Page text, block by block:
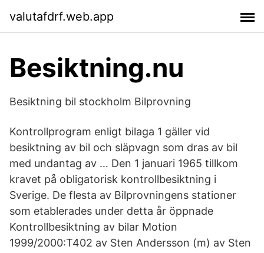
valutafdrf.web.app
Besiktning.nu
Besiktning bil stockholm Bilprovning
Kontrollprogram enligt bilaga 1 gäller vid
besiktning av bil och släpvagn som dras av bil
med undantag av … Den 1 januari 1965 tillkom
kravet på obligatorisk kontrollbesiktning i
Sverige. De flesta av Bilprovningens stationer
som etablerades under detta år öppnade
Kontrollbesiktning av bilar Motion
1999/2000:T402 av Sten Andersson (m) av Sten